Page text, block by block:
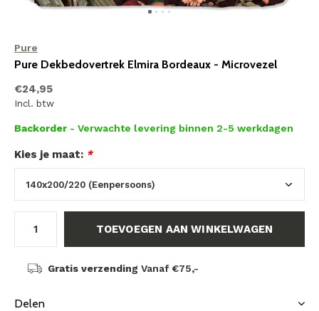
Pure
Pure Dekbedovertrek Elmira Bordeaux - Microvezel
€24,95
Incl. btw
Backorder - Verwachte levering binnen 2-5 werkdagen
Kies je maat: *
TOEVOEGEN AAN WINKELWAGEN
Gratis verzending Vanaf €75,-
Delen